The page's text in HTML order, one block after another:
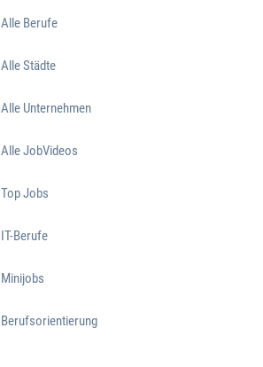
Alle Berufe
Alle Städte
Alle Unternehmen
Alle JobVideos
Top Jobs
IT-Berufe
Minijobs
Berufsorientierung